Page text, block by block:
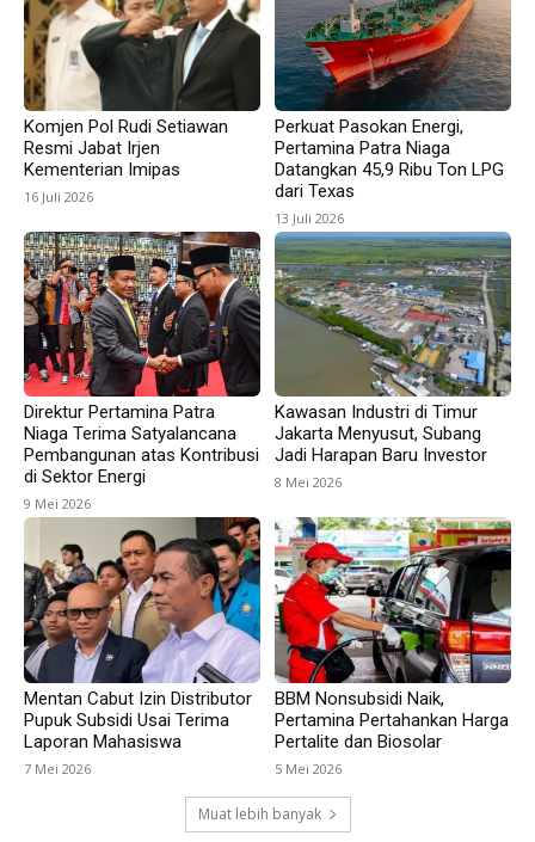
Komjen Pol Rudi Setiawan
Resmi Jabat Irjen
Kementerian Imipas
16 Juli 2026
Perkuat Pasokan Energi,
Pertamina Patra Niaga
Datangkan 45,9 Ribu Ton LPG
dari Texas
13 Juli 2026
Direktur Pertamina Patra
Niaga Terima Satyalancana
Pembangunan atas Kontribusi
di Sektor Energi
9 Mei 2026
Kawasan Industri di Timur
Jakarta Menyusut, Subang
Jadi Harapan Baru Investor
8 Mei 2026
Mentan Cabut Izin Distributor
Pupuk Subsidi Usai Terima
Laporan Mahasiswa
7 Mei 2026
BBM Nonsubsidi Naik,
Pertamina Pertahankan Harga
Pertalite dan Biosolar
5 Mei 2026
Muat lebih banyak